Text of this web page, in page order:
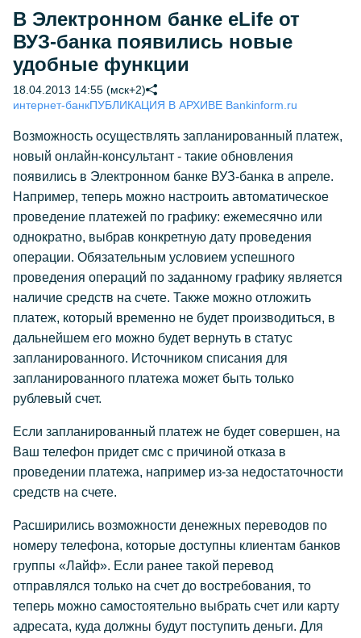
В Электронном банке eLife от
ВУЗ-банка появились новые
удобные функции
18.04.2013 14:55 (мск+2)
интернет-банкПУБЛИКАЦИЯ В АРХИВЕ Bankinform.ru
Возможность осуществлять запланированный платеж,
новый онлайн-консультант - такие обновления
появились в Электронном банке ВУЗ-банка в апреле.
Например, теперь можно настроить автоматическое
проведение платежей по графику: ежемесячно или
однократно, выбрав конкретную дату проведения
операции. Обязательным условием успешного
проведения операций по заданному графику является
наличие средств на счете. Также можно отложить
платеж, который временно не будет производиться, в
дальнейшем его можно будет вернуть в статус
запланированного. Источником списания для
запланированного платежа может быть только
рублевый счет.
Если запланированный платеж не будет совершен, на
Ваш телефон придет смс с причиной отказа в
проведении платежа, например из-за недостаточности
средств на счете.
Расширились возможности денежных переводов по
номеру телефона, которые доступны клиентам банков
группы «Лайф». Если ранее такой перевод
отправлялся только на счет до востребования, то
теперь можно самостоятельно выбрать счет или карту
адресата, куда должны будут поступить деньги. Для